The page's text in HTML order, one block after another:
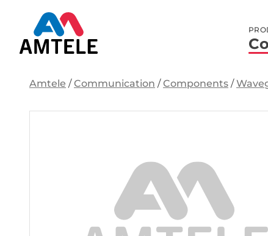
Amtele /Communication /Components /